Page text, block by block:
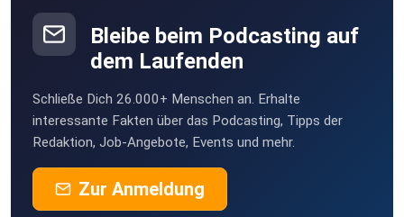
Bleibe beim Podcasting auf
dem Laufenden
Schließe Dich 26.000+ Menschen an. Erhalte
interessante Fakten über das Podcasting, Tipps der
Redaktion, Job-Angebote, Events und mehr.
Zur Anmeldung